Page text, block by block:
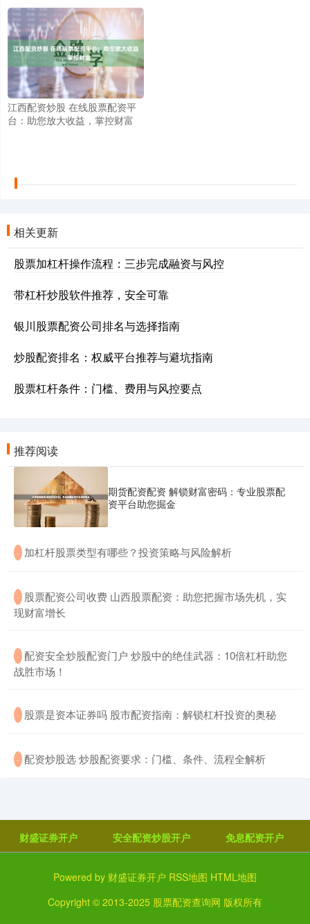
江西配资炒股 在线股票配资平
台：助您放大收益，掌控财富
相关更新
股票加杠杆操作流程：三步完成融资与风控
带杠杆炒股软件推荐，安全可靠
银川股票配资公司排名与选择指南
炒股配资排名：权威平台推荐与避坑指南
股票杠杆条件：门槛、费用与风控要点
推荐阅读
期货配资配资 解锁财富密码：专业股票配
资平台助您掘金
· ​加杠杆股票类型有哪些？投资策略与风险解析
· ​股票配资公司收费 山西股票配资：助您把握市场先机，实
现财富增长
· ​配资安全炒股配资门户 炒股中的绝佳武器：10倍杠杆助您
战胜市场！
· ​股票是资本证券吗 股市配资指南：解锁杠杆投资的奥秘
· ​配资炒股选 炒股配资要求：门槛、条件、流程全解析
财盛证券开户 安全配资炒股开户 免息配资开户
Powered by 财盛证券开户 RSS地图 HTML地图
Copyright © 2013-2025 股票配资查询网 版权所有